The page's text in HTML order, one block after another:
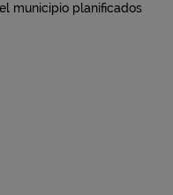
municipio planificados